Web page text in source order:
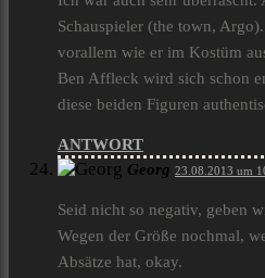
Schauspieler (the town,
vorallem wie er im Kostüm
Ben Affleck wird sich schon
diese beiden Figuren
ANTWORT
Georg 23.08.2013 um
Seid nicht so negativ, geben
Wegen der Größe nochmal,
Absätze hat, okay.